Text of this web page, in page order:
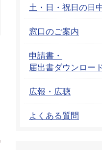
土・日・祝日の日
窓口のご案内
申請書・
届出書ダウンロー
広報・広聴
よくある質問